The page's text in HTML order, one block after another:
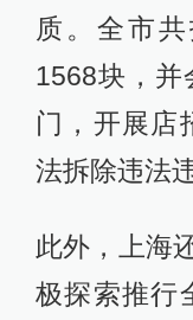
质。全市
1568块，并
门，开展店
法拆除违法
此外，上海
极探索推行